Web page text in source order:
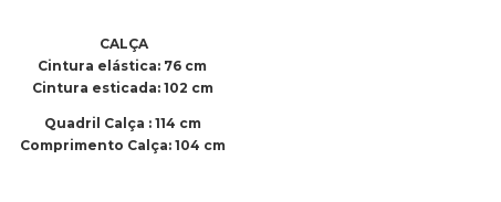
CALÇA
Cintura elástica: 76 cm
Cintura esticada: 102 cm
Quadril Calça : 114 cm
Comprimento Calça: 104 cm